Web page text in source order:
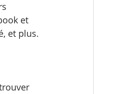
et
et plus.